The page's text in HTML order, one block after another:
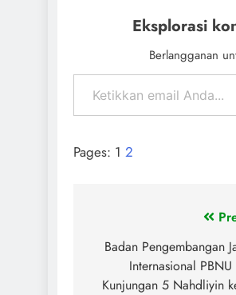
Eksplorasi
Berlangganan
Pages: 1 2
Badan Pengembangan
Internasional
Kunjungan 5 Nahdliyin